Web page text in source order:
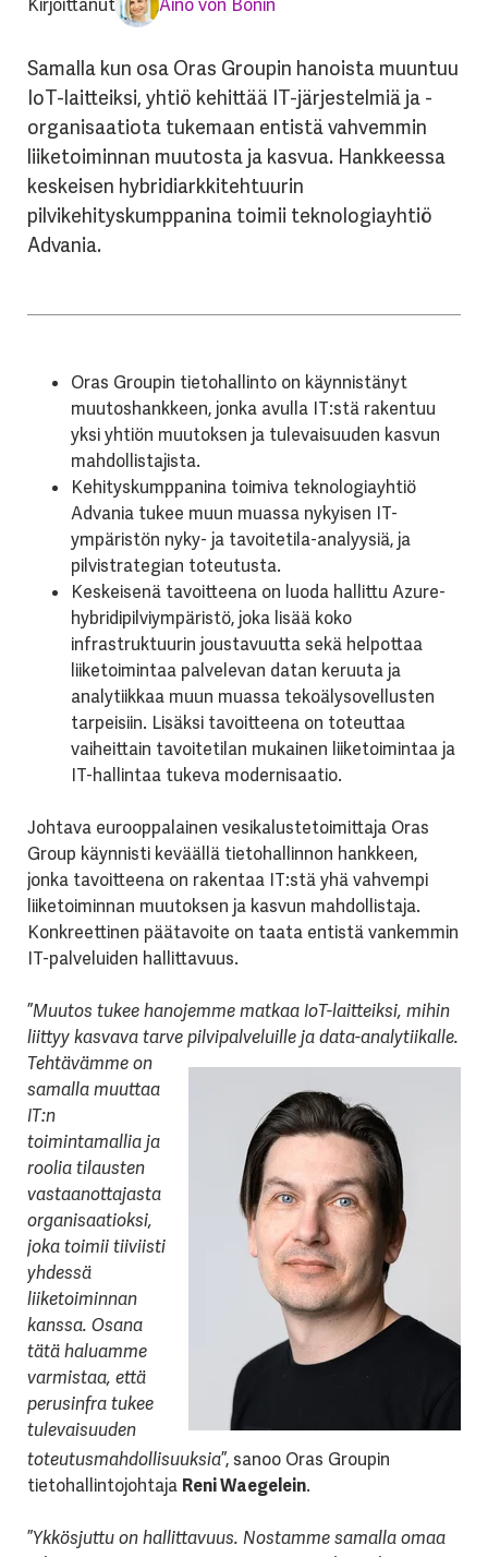
Kirjoittanut Aino von Bonin
Samalla kun osa Oras Groupin hanoista muuntuu
IoT-laitteiksi, yhtiö kehittää IT-järjestelmiä ja -
organisaatiota tukemaan entistä vahvemmin
liiketoiminnan muutosta ja kasvua. Hankkeessa
keskeisen hybridiarkkitehtuurin
pilvikehityskumppanina toimii teknologiayhtiö
Advania.
Oras Groupin tietohallinto on käynnistänyt
muutoshankkeen, jonka avulla IT:stä rakentuu
yksi yhtiön muutoksen ja tulevaisuuden kasvun
mahdollistajista.
Kehityskumppanina toimiva teknologiayhtiö
Advania tukee muun muassa nykyisen IT-
ympäristön nyky- ja tavoitetila-analyysiä, ja
pilvistrategian toteutusta.
Keskeisenä tavoitteena on luoda hallittu Azure-
hybridipilviympäristö, joka lisää koko
infrastruktuurin joustavuutta sekä helpottaa
liiketoimintaa palvelevan datan keruuta ja
analytiikkaa muun muassa tekoälysovellusten
tarpeisiin. Lisäksi tavoitteena on toteuttaa
vaiheittain tavoitetilan mukainen liiketoimintaa ja
IT-hallintaa tukeva modernisaatio.
Johtava eurooppalainen vesikalustetoimittaja Oras
Group käynnisti keväällä tietohallinnon hankkeen,
jonka tavoitteena on rakentaa IT:stä yhä vahvempi
liiketoiminnan muutoksen ja kasvun mahdollistaja.
Konkreettinen päätavoite on taata entistä vankemmin
IT-palveluiden hallittavuus.
”Muutos tukee hanojemme matkaa IoT-laitteiksi, mihin
liittyy kasvava tarve pilvipalveluille ja data-analytiikalle.
Tehtävämmeon
samalla muuttaa
IT:n
toimintamallia ja
roolia tilausten
vastaanottajasta
organisaatioksi,
joka toimii tiiviisti
yhdessä
liiketoiminnan
kanssa. Osana
tätä haluamme
varmistaa, että
perusinfra tukee
tulevaisuuden
toteutusmahdollisuuksia”, sanoo Oras Groupin
tietohallintojohtaja Reni Waegelein.
”Ykkösjuttu on hallittavuus. Nostamme samalla omaa